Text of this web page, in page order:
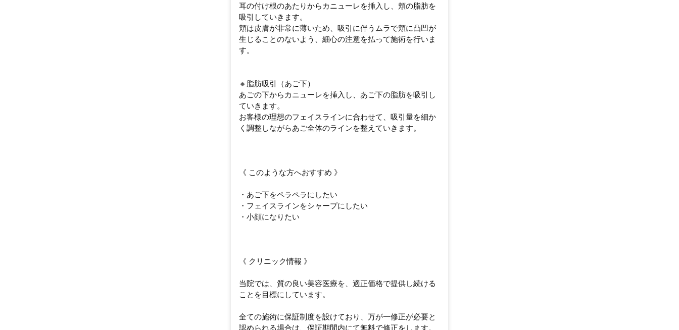
耳の付け根のあたりからカニューレを挿入し、頬の脂肪を
吸引していきます。
頬は皮膚が非常に薄いため、吸引に伴うムラで頬に凸凹が
生じることのないよう、細心の注意を払って施術を行いま
す。
🔸脂肪吸引（あご下）
あごの下からカニューレを挿入し、あご下の脂肪を吸引し
ていきます。
お客様の理想のフェイスラインに合わせて、吸引量を細か
く調整しながらあご全体のラインを整えていきます。
《 このような方へおすすめ 》
・あご下をペラペラにしたい
・フェイスラインをシャープにしたい
・小顔になりたい
《 クリニック情報 》
当院では、質の良い美容医療を、適正価格で提供し続ける
ことを目標にしています。
全ての施術に保証制度を設けており、万が一修正が必要と
認められる場合は、保証期間内にて無料で修正をします。